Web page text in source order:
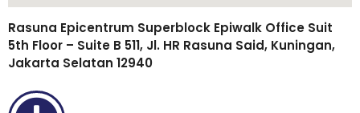
Rasuna Epicentrum Superblock Epiwalk Office Suit
5th Floor – Suite B 511, Jl. HR Rasuna Said, Kuningan,
Jakarta Selatan 12940